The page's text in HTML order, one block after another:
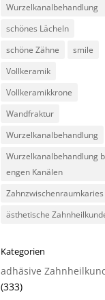
Wurzelkanalbehandlung
schönes Lächeln
schöne Zähne
smile
Vollkeramik
Vollkeramikkrone
Wandfraktur
Wurzelkanalbehandlung
Wurzelkanalbehandlung
engen Kanälen
Zahnzwischenraumkaries
ästhetische
Kategorien
adhäsive
(333)